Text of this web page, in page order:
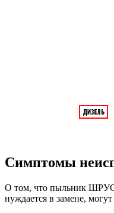
Симптомы
О том, что пыльник ШРУС
нуждается в замене,